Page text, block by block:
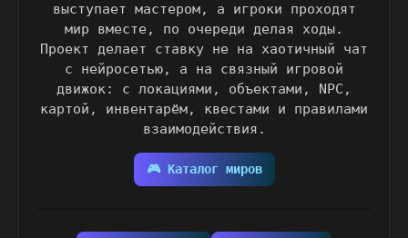
выступает мастером, а игроки проходят
мир вместе, по очереди делая ходы.
Проект делает ставку не на хаотичный чат
с нейросетью, а на связный игровой
движок: с локациями, объектами, NPC,
картой, инвентарём, квестами и правилами
взаимодействия.
🎮 Каталог миров